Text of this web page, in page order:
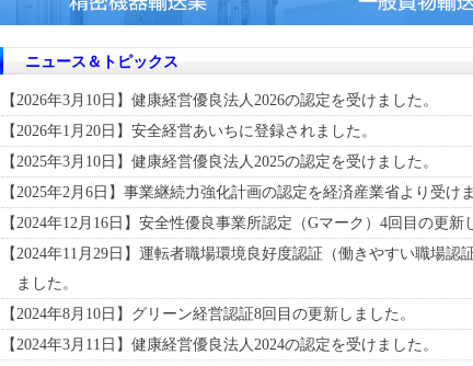
ニュース＆トピックス
【2026年3月10日】健康経営優良法人2026の認定を受けました。
【2026年1月20日】安全経営あいちに登録されました。
【2025年3月10日】健康経営優良法人2025の認定を受けました。
【2025年2月6日】事業継続力強化計画の認定を経済産業省より受け
【2024年12月16日】安全性優良事業所認定（Gマーク）4回目の更新
【2024年11月29日】運転者職場環境良好度認証（働きやすい職場認
ました。
【2024年8月10日】グリーン経営認証8回目の更新しました。
【2024年3月11日】健康経営優良法人2024の認定を受けました。